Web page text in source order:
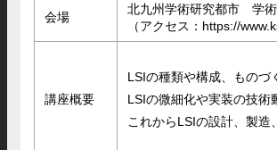
会場
北九州学術研究都市 学
（アクセス：https://
講座概要
LSIの種類や構成、ものづ
LSIの微細化や実装の技術
これからLSIの設計、製